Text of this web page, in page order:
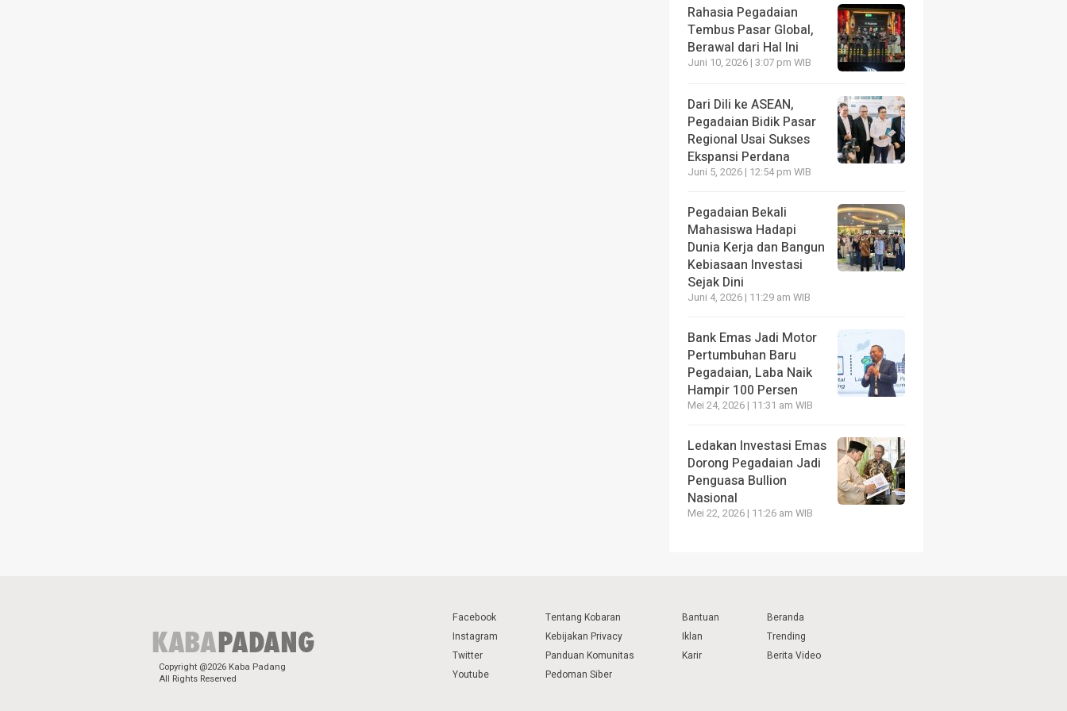
Rahasia Pegadaian
Tembus Pasar Global,
Berawal dari Hal Ini
Juni 10, 2026 | 3:07 pm WIB
Dari Dili ke ASEAN,
Pegadaian Bidik Pasar
Regional Usai Sukses
Ekspansi Perdana
Juni 5, 2026 | 12:54 pm WIB
Pegadaian Bekali
Mahasiswa Hadapi
Dunia Kerja dan Bangun
Kebiasaan Investasi
Sejak Dini
Juni 4, 2026 | 11:29 am WIB
Bank Emas Jadi Motor
Pertumbuhan Baru
Pegadaian, Laba Naik
Hampir 100 Persen
Mei 24, 2026 | 11:31 am WIB
Ledakan Investasi Emas
Dorong Pegadaian Jadi
Penguasa Bullion
Nasional
Mei 22, 2026 | 11:26 am WIB
Copyright @2026 Kaba Padang
All Rights Reserved
Facebook
Instagram
Twitter
Youtube
Tentang Kobaran
Kebijakan Privacy
Panduan Komunitas
Pedoman Siber
Bantuan
Iklan
Karir
Beranda
Trending
Berita Video